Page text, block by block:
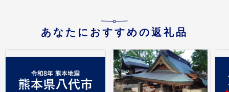
あなたにおすすめの返礼品